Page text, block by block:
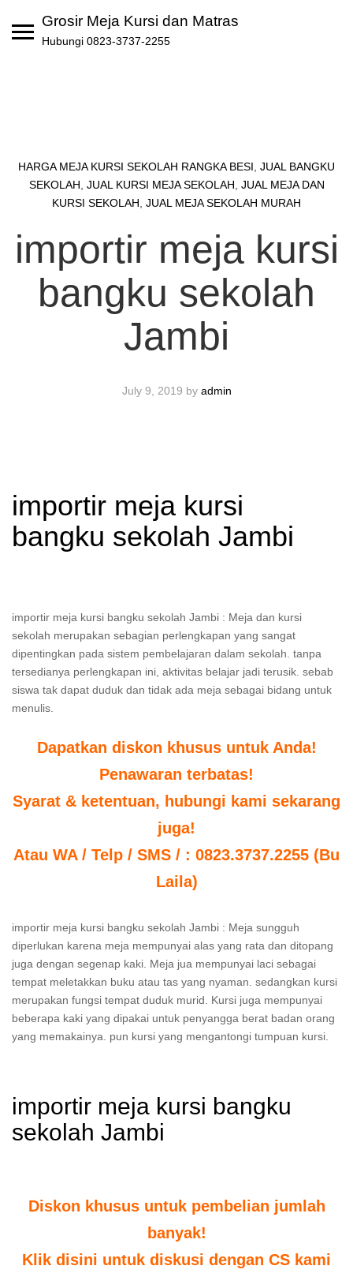
Grosir Meja Kursi dan Matras
Hubungi 0823-3737-2255
HARGA MEJA KURSI SEKOLAH RANGKA BESI JUAL BANGKU
SEKOLAH JUAL KURSI MEJA SEKOLAH JUAL MEJA DAN
KURSI SEKOLAH JUAL MEJA SEKOLAH MURAH
importir meja kursi
bangku sekolah
Jambi
July 9, 2019 by admin
importir meja kursi
bangku sekolah Jambi
importir meja kursi bangku sekolah Jambi : Meja dan kursi
sekolah merupakan sebagian perlengkapan yang sangat
dipentingkan pada sistem pembelajaran dalam sekolah. tanpa
tersedianya perlengkapan ini, aktivitas belajar jadi terusik. sebab
siswa tak dapat duduk dan tidak ada meja sebagai bidang untuk
menulis.
Dapatkan diskon khusus untuk Anda!
Penawaran terbatas!
Syarat & ketentuan, hubungi kami sekarang
juga!
Atau WA / Telp / SMS / : 0823.3737.2255 (Bu
Laila)
importir meja kursi bangku sekolah Jambi : Meja sungguh
diperlukan karena meja mempunyai alas yang rata dan ditopang
juga dengan segenap kaki. Meja jua mempunyai laci sebagai
tempat meletakkan buku atau tas yang nyaman. sedangkan kursi
merupakan fungsi tempat duduk murid. Kursi juga mempunyai
beberapa kaki yang dipakai untuk penyangga berat badan orang
yang memakainya. pun kursi yang mengantongi tumpuan kursi.
importir meja kursi bangku
sekolah Jambi
Diskon khusus untuk pembelian jumlah
banyak!
Klik disini untuk diskusi dengan CS kami